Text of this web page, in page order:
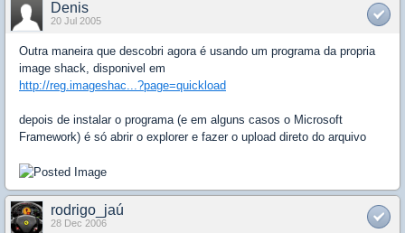
Denis
20 Jul 2005
Outra maneira que descobri agora é usando um programa da propria
image shack, disponivel em
http://reg.imageshac...?page=quickload
depois de instalar o programa (e em alguns casos o Microsoft
Framework) é só abrir o explorer e fazer o upload direto do arquivo
rodrigo_jaú
28 Dec 2006